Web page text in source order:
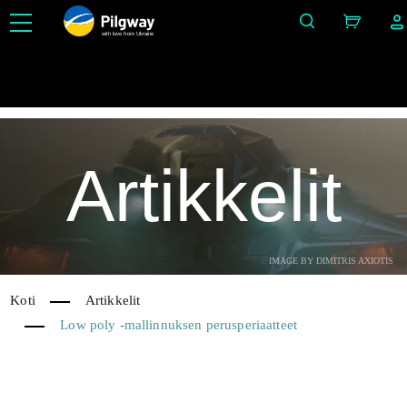
with love from Ukraine
IMAGE BY DIMITRIS AXIOTIS
Artikkelit
Koti
Artikkelit
Low poly -mallinnuksen perusperiaatteet